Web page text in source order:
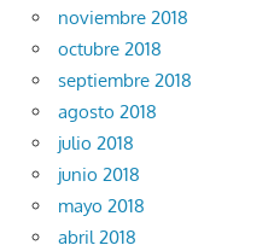
noviembre 2018
octubre 2018
septiembre 2018
agosto 2018
julio 2018
junio 2018
mayo 2018
abril 2018